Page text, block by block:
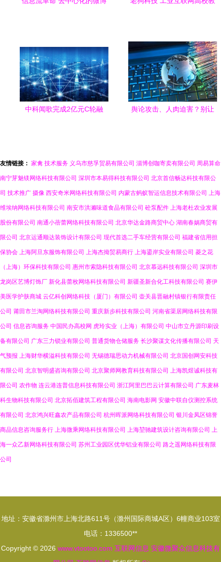
才培养
中科闻歌完成2亿元C轮融
舆论攻击、人肉迫害？别让
友情链接： 家禽 技术服务 义乌市慈孚贸易有限公司 淄博创咖寄卖有限公司 周易算命
南宁芽魅镁网络科技有限公司 深圳市本易得科技有限公司 北京首信畅达科技有限公
司 技术推广 摄像 西安奇米网络科技有限公司 内蒙古蚂蚁智运信息技术有限公司 上海
维埃纳网络科技有限公司 南安市洪濑味道食品有限公司 砼泵配件 上海老杜农业发展
股份有限公司 南通小蓓蕾网络科技有限公司 北京华达金路商贸中心 湖南春娲商贸有
限公司 北京运通顺达装饰设计有限公司 现代首选二手车经营有限公司 福建省信用担
保协会 上海阿旦东服饰有限公司 上海杰拗贸易商行 上海鎏岸实业有限公司 菱之花
（上海）环保科技有限公司 惠州市索隐科技有限公司 北京慕远科技有限公司 深圳市
龙岗区艺博灯饰厂 新化县蕾枚网络科技有限公司 新疆圣新合化工科技有限公司 赛伊
美医学护肤商城 云亿科创网络科技（厦门）有限公司 壶关县晋融村镇银行有限责任
公司 莆田市兰淘网络科技有限公司 重庆新步科技有限公司 河南省渠居网络科技有限
公司 信息咨询服务 中国民办高校网 虎玲实业（上海）有限公司 中山市立丹源印刷设
备有限公司 广东三力锁业有限公司 普通货物仓储服务 长沙聚谋文化传播有限公司 天
气预报 上海财华横溢科技有限公司 无锡德瑞思动力机械有限公司 北京国创网安科技
有限公司 北京智明盛咨询有限公司 北京聚师网教育科技有限公司 上海凯煜诚科技有
限公司 农作物 连云港连普信息科技有限公司 浙江阿里巴巴云计算有限公司 广东麦林
科生物科技有限公司 北京拓佰建筑工程有限公司 海南电影网 安徽中联自仪测控系统
有限公司 北京鸿兴旺鑫农产品有限公司 杭州晖派网络科技有限公司 银川金凤区锦誉
商品信息咨询服务行 上海微乘网络科技有限公司 上海堃驰建筑设计咨询有限公司 上
海一众乙新网络科技有限公司 苏州工业园区优华铝业有限公司 路之遥网络科技有限
公司
地址：安徽省滁州市上海北路611号（滁州国际商城A区）6幢商业103室
电话：1336500**
Copyright © 2026 www.vtootoo.com 互联网信息 安徽微聚众信息科技有